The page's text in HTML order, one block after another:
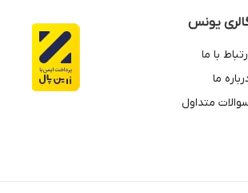
یونس
با ما
ما
متداول